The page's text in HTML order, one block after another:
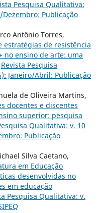
Pesquisa Qualitativa:
Publicação
Antônio Torres,
estratégias de resistência
no ensino de arte: uma
Revista Pesquisa
Janeiro/Abril: Publicação
de Oliveira Martins,
docentes e discentes
superior: pesquisa
Qualitativa: v. 10
Publicação
Silva Caetano,
em Educação
desenvolvidas no
em educação
Pesquisa Qualitativa: v.